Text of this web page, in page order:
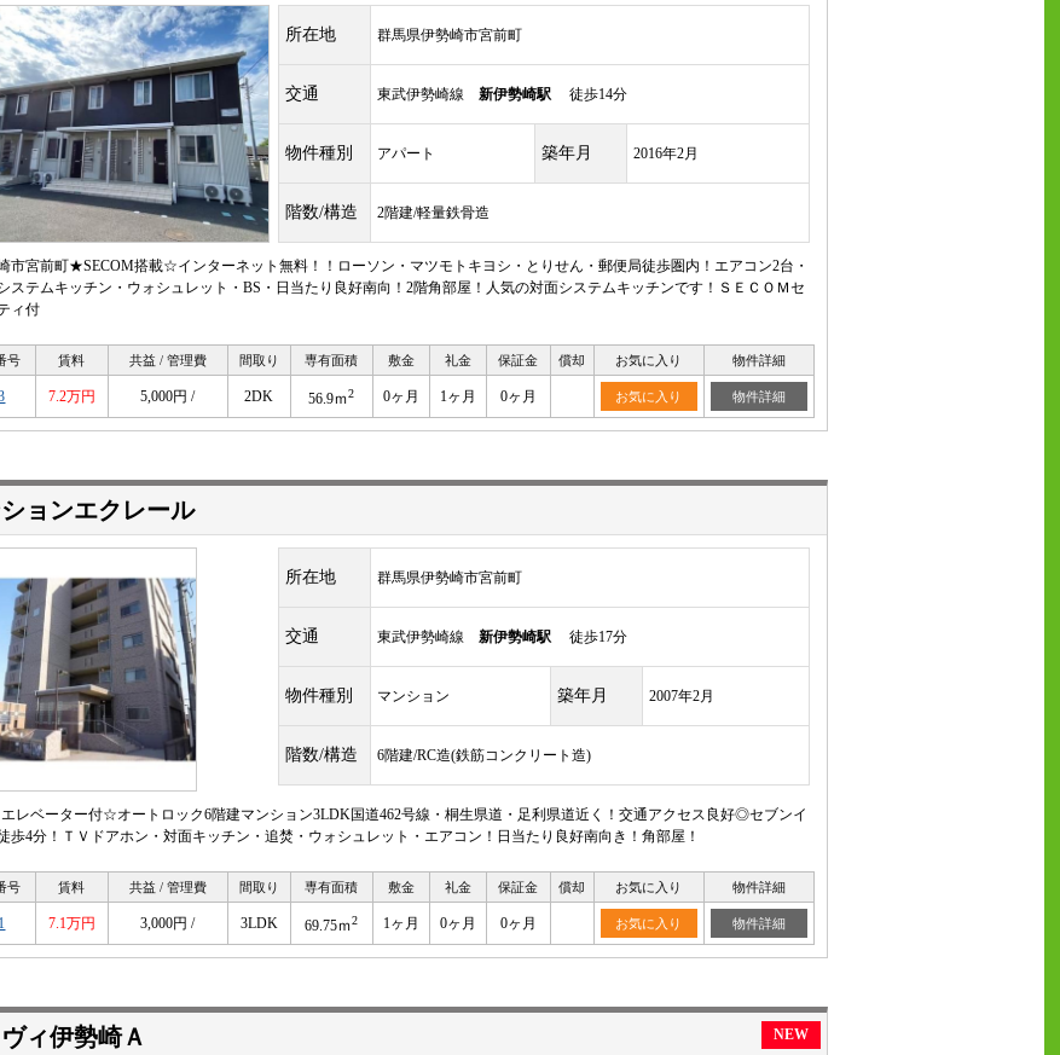
所在地 群馬県伊勢崎市宮前町
交通 東武伊勢崎線 新伊勢崎駅徒歩14分
物件種別 アパート 築年月 2016年2月
階数/構造 2階建/軽量鉄骨造
市宮前町★SECOM搭載☆インターネット無料！！ローソン・マツモトキヨシ・とりせん・郵便局徒歩圏内！エアコン2台・
ステムキッチン・ウォシュレット・BS・日当たり良好南向！2階角部屋！人気の対面システムキッチンです！ＳＥＣＯＭセ
ィ付
号 賃料 共益 / 管理費 間取り 専有面積 敷金 礼金 保証金 償却 お気に入り 物件詳細
7.2万円 5,000円 / 2DK 56.9ｍ2 0ヶ月 1ヶ月 0ヶ月 お気に入り 物件詳細
ョンエクレール
所在地 群馬県伊勢崎市宮前町
交通 東武伊勢崎線 新伊勢崎駅徒歩17分
物件種別 マンション 築年月 2007年2月
階数/構造 6階建/RC造(鉄筋コンクリート造)
レベーター付☆オートロック6階建マンション3LDK国道462号線・桐生県道・足利県道近く！交通アクセス良好◎セブンイ
歩4分！ＴＶドアホン・対面キッチン・追焚・ウォシュレット・エアコン！日当たり良好南向き！角部屋！
号 賃料 共益 / 管理費 間取り 専有面積 敷金 礼金 保証金 償却 お気に入り 物件詳細
7.1万円 3,000円 / 3LDK 69.75ｍ2 1ヶ月 0ヶ月 0ヶ月 お気に入り 物件詳細
ィ伊勢崎Ａ NEW